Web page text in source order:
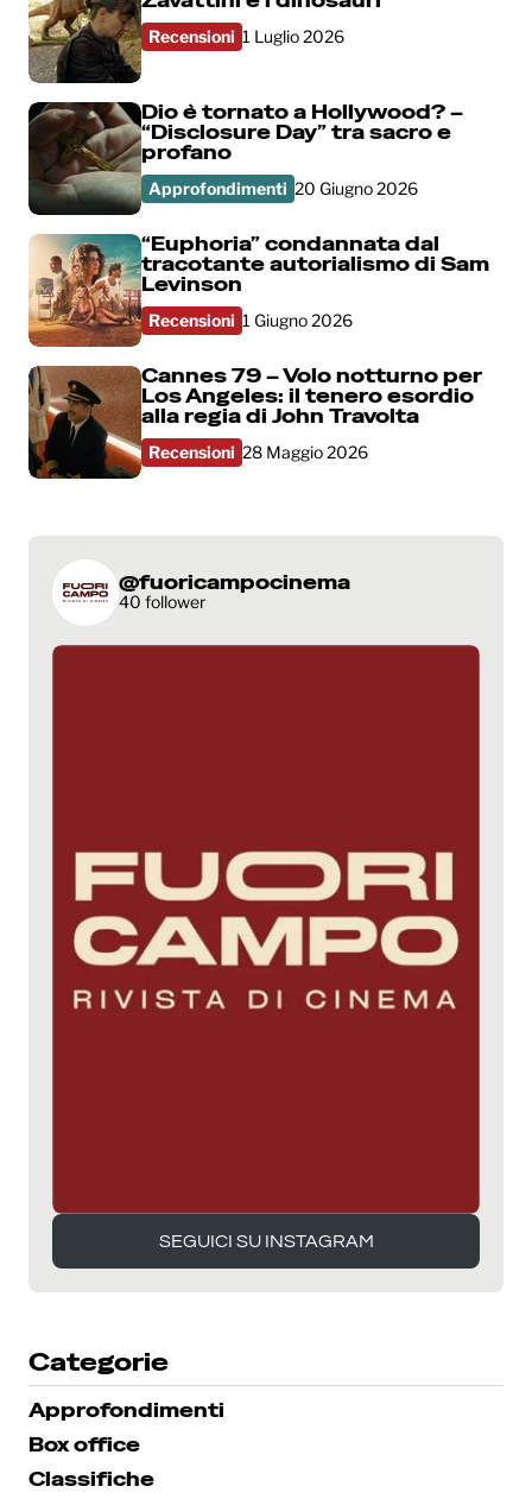
Recensioni 1 Luglio 2026
Dio è tornato a Hollywood? –
“Disclosure Day” tra sacro e
profano
Approfondimenti 20 Giugno 2026
“Euphoria” condannata dal
tracotante autorialismo di Sam
Levinson
Recensioni 1 Giugno 2026
Cannes 79 – Volo notturno per
Los Angeles: il tenero esordio
alla regia di John Travolta
Recensioni 28 Maggio 2026
@fuoricampocinema
40 follower
SEGUICI SU INSTAGRAM
SEGUICI SU INSTAGRAM
Categorie
Approfondimenti
Box office
Classifiche